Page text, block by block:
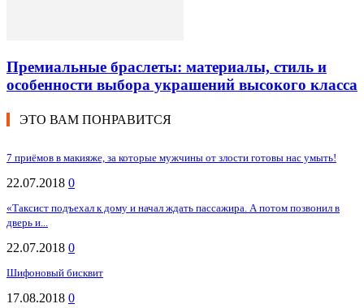
Премиальные браслеты: материалы, стиль и
особенности выбора украшений высокого класса
ЭТО ВАМ ПОНРАВИТСЯ
7 приёмов в макияже, за которые мужчины от злости готовы нас умыть!
22.07.2018 0
«Таксист подъехал к дому и начал ждать пассажира. А потом позвонил в
дверь и...
22.07.2018 0
Шифоновый бисквит
17.08.2018 0